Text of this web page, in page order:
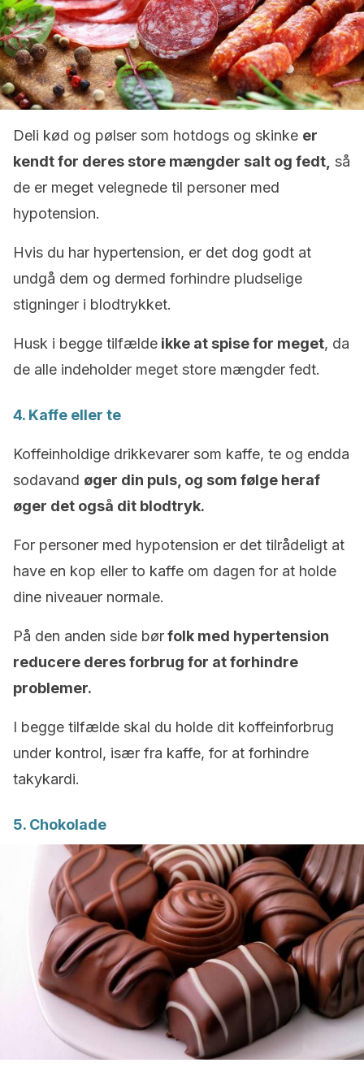
Deli kød og pølser som hotdogs og skinke er
kendt for deres store mængder salt og fedt, så
de er meget velegnede til personer med
hypotension.
Hvis du har hypertension, er det dog godt at
undgå dem og dermed forhindre pludselige
stigninger i blodtrykket.
Husk i begge tilfælde ikke at spise for meget, da
de alle indeholder meget store mængder fedt.
4. Kaffe eller te
Koffeinholdige drikkevarer som kaffe, te og endda
sodavand øger din puls, og som følge heraf
øger det også dit blodtryk.
For personer med hypotension er det tilrådeligt at
have en kop eller to kaffe om dagen for at holde
dine niveauer normale.
På den anden side børfolk med hypertension
reducere deres forbrug for at forhindre
problemer.
I begge tilfælde skal du holde dit koffeinforbrug
under kontrol, især fra kaffe, for at forhindre
takykardi.
5. Chokolade